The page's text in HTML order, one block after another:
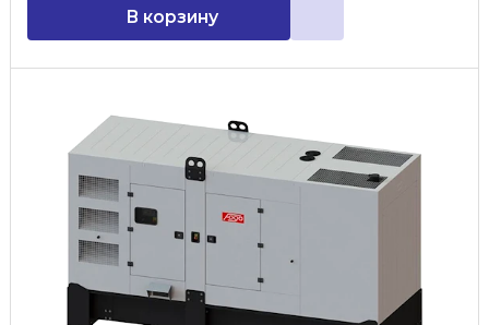
В корзину